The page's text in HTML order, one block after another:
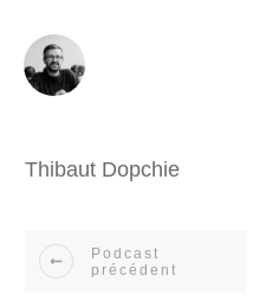
Thibaut Dopchie
Podcast
précédent